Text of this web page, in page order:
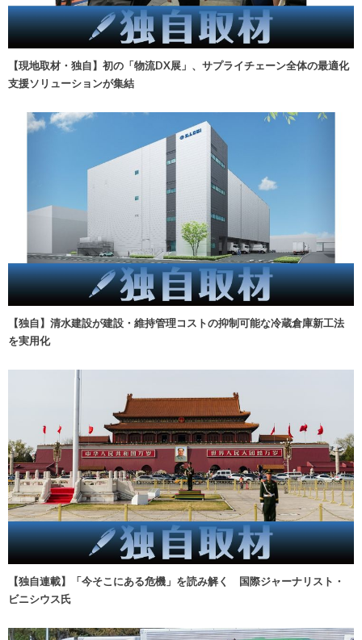
【現地取材・独自】初の「物流DX展」、サプライチェーン全体の最適化
支援ソリューションが集結
【独自】清水建設が建設・維持管理コストの抑制可能な冷蔵倉庫新工法
を実用化
【独自連載】「今そこにある危機」を読み解く 国際ジャーナリスト・
ビニシウス氏